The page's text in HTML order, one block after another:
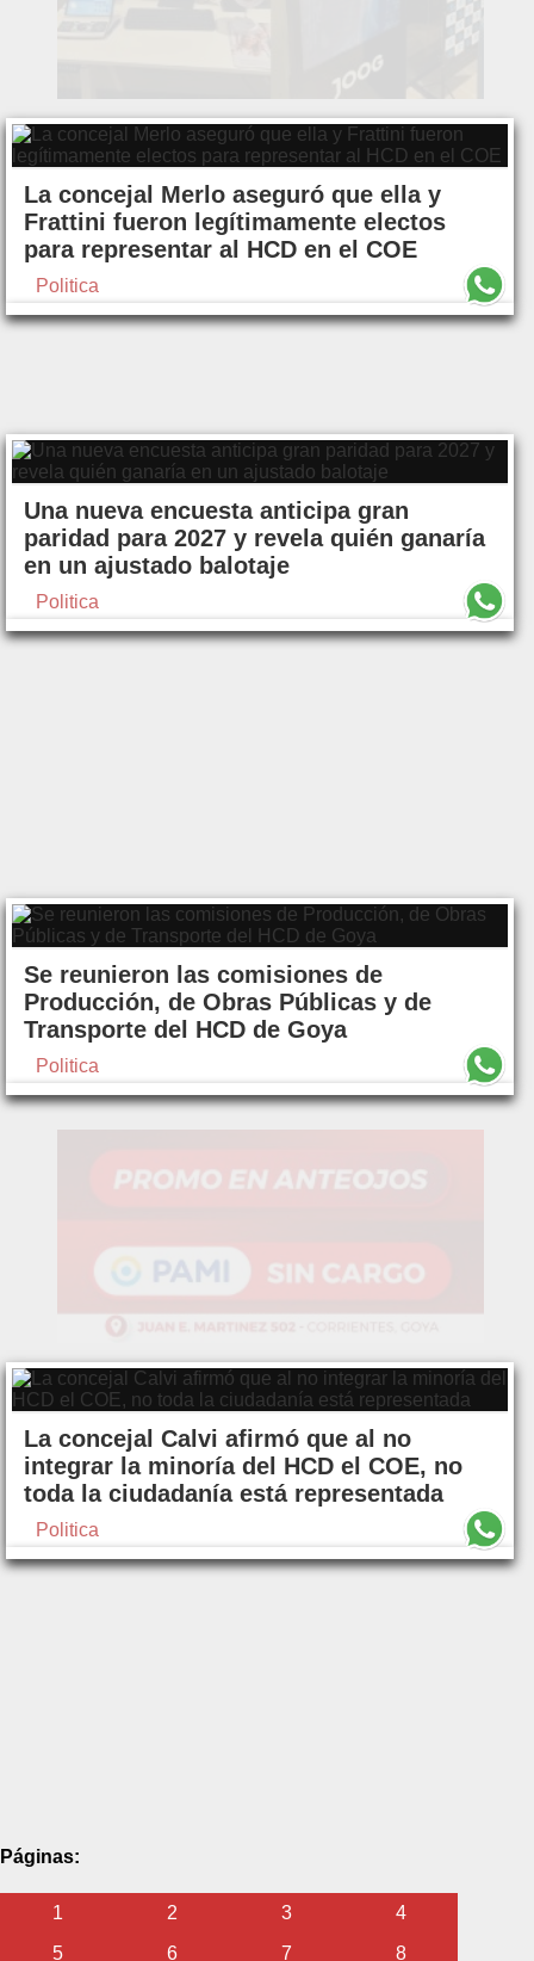
La concejal Merlo aseguró que ella y
Frattini fueron legítimamente electos
para representar al HCD en el COE
Politica
Una nueva encuesta anticipa gran
paridad para 2027 y revela quién ganaría
en un ajustado balotaje
Politica
Se reunieron las comisiones de
Producción, de Obras Públicas y de
Transporte del HCD de Goya
Politica
La concejal Calvi afirmó que al no
integrar la minoría del HCD el COE, no
toda la ciudadanía está representada
Politica
Páginas:
1 2 3
4
5
6 7 8